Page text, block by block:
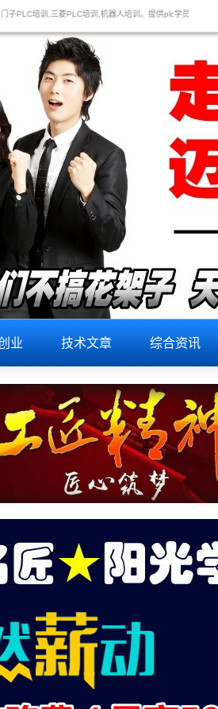
器人培训。提供plc学员 关心的问题：plc
业 技术文章 综合资讯